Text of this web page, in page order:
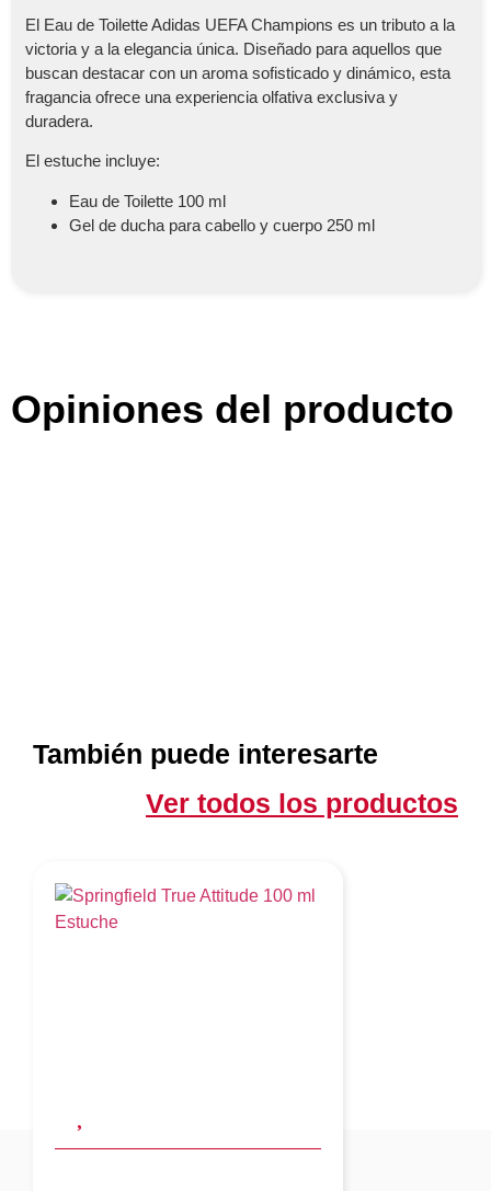
El Eau de Toilette Adidas UEFA Champions es un tributo a la
victoria y a la elegancia única. Diseñado para aquellos que
buscan destacar con un aroma sofisticado y dinámico, esta
fragancia ofrece una experiencia olfativa exclusiva y
duradera.
El estuche incluye:
Eau de Toilette 100 ml
Gel de ducha para cabello y cuerpo 250 ml
Opiniones del producto
También puede interesarte
Ver todos los productos